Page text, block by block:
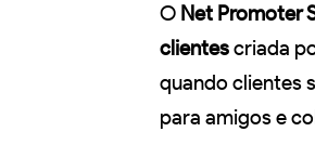
O Net Promoter
clientescriada
quando clientes
para amigos e